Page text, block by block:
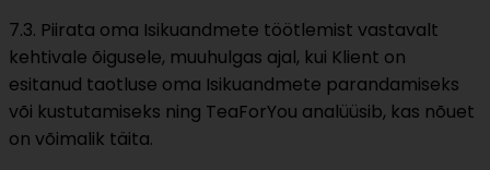
7.3. Piirata oma Isikuandmete töötlemist vastavalt
kehtivale õigusele, muuhulgas ajal, kui Klient on
esitanud taotluse oma Isikuandmete parandamiseks
või kustutamiseks ning TeaForYou analüüsib, kas nõuet
on võimalik täita.